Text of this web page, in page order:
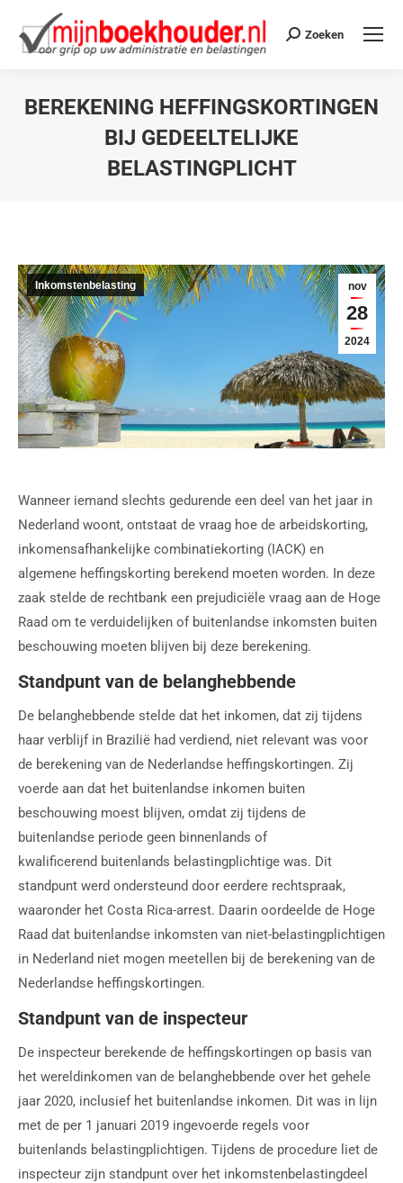
Zoeken
BEREKENING HEFFINGSKORTINGEN
BIJ GEDEELTELIJKE
BELASTINGPLICHT
nov
28
2024
Inkomstenbelasting
Wanneer iemand slechts gedurende een deel van het jaar in
Nederland woont, ontstaat de vraag hoe de arbeidskorting,
inkomensafhankelijke combinatiekorting (IACK) en
algemene heffingskorting berekend moeten worden. In deze
zaak stelde de rechtbank een prejudiciële vraag aan de Hoge
Raad om te verduidelijken of buitenlandse inkomsten buiten
beschouwing moeten blijven bij deze berekening.
Standpunt van de belanghebbende
De belanghebbende stelde dat het inkomen, dat zij tijdens
haar verblijf in Brazilië had verdiend, niet relevant was voor
de berekening van de Nederlandse heffingskortingen. Zij
voerde aan dat het buitenlandse inkomen buiten
beschouwing moest blijven, omdat zij tijdens de
buitenlandse periode geen binnenlands of
kwalificerend buitenlands belastingplichtige was. Dit
standpunt werd ondersteund door eerdere rechtspraak,
waaronder het Costa Rica-arrest. Daarin oordeelde de Hoge
Raad dat buitenlandse inkomsten van niet-belastingplichtigen
in Nederland niet mogen meetellen bij de berekening van de
Nederlandse heffingskortingen.
Standpunt van de inspecteur
De inspecteur berekende de heffingskortingen op basis van
het wereldinkomen van de belanghebbende over het gehele
jaar 2020, inclusief het buitenlandse inkomen. Dit was in lijn
met de per 1 januari 2019 ingevoerde regels voor
buitenlands belastingplichtigen. Tijdens de procedure liet de
inspecteur zijn standpunt over het inkomstenbelastingdeel